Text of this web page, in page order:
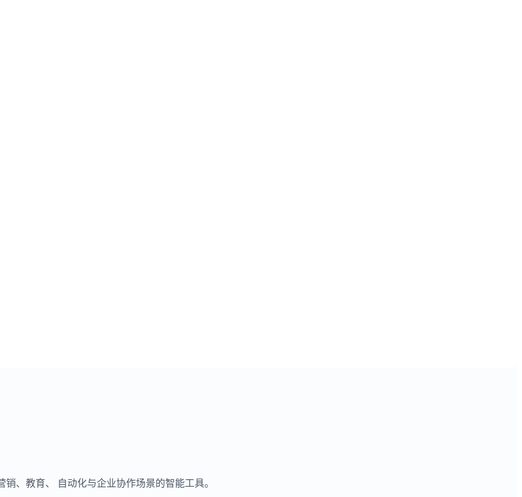
、教育、 自动化与企业协作场景的智能工具。